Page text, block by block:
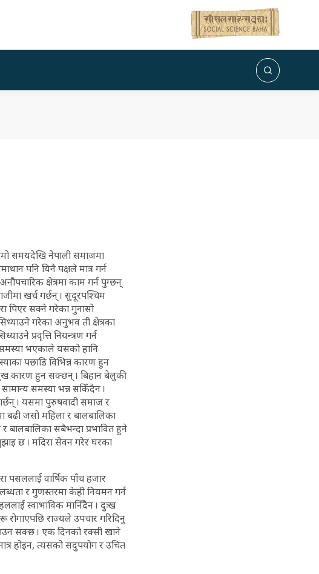
समयदेखि नेपाली समाजमा
पनि यिनै पक्षले मात्र गर्न
क्षेत्रमा काम गर्न पुग्छन्
खर्च गर्छन् । सुदूरपश्चिम
पिएर सक्ने गरेका गुनासो
गरेका अनुभव ती क्षेत्रका
प्रवृत्ति नियन्त्रण गर्न
भएकाले यसको हानि
पछाडि विभिन्न कारण हुन
कारण हुन सक्छन् । बिहान बेलुकी
समस्या भन्न सकिँदैन ।
। यसमा पुरुषवादी समाज र
बढी जसो महिला र बालबालिका
सबैभन्दा प्रभावित हुने
छ । मदिरा सेवन गरेर घरका
पसललाई वार्षिक पाँच हजार
र गुणस्तरमा केही नियमन गर्न
स्वाभाविक मानिँदैन । दुःख
रोगाएपछि राज्यले उपचार गरिदिनु
सक्छ । एक दिनको रक्सी खाने
होइन, त्यसको सदुपयोग र उचित